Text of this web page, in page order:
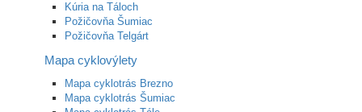
Kúria na Táloch
Požičovňa Šumiac
Požičovňa Telgárt
Mapa cyklovýlety
Mapa cyklotrás Brezno
Mapa cyklotrás Šumiac